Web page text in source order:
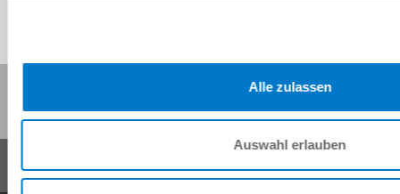
Alle zulassen
Auswahl erlauben
Diese Seite teilen: